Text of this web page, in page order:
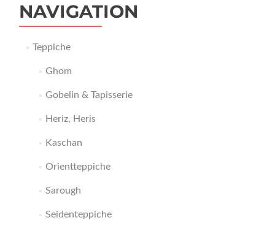
NAVIGATION
Teppiche
Ghom
Gobelin & Tapisserie
Heriz, Heris
Kaschan
Orientteppiche
Sarough
Seidenteppiche